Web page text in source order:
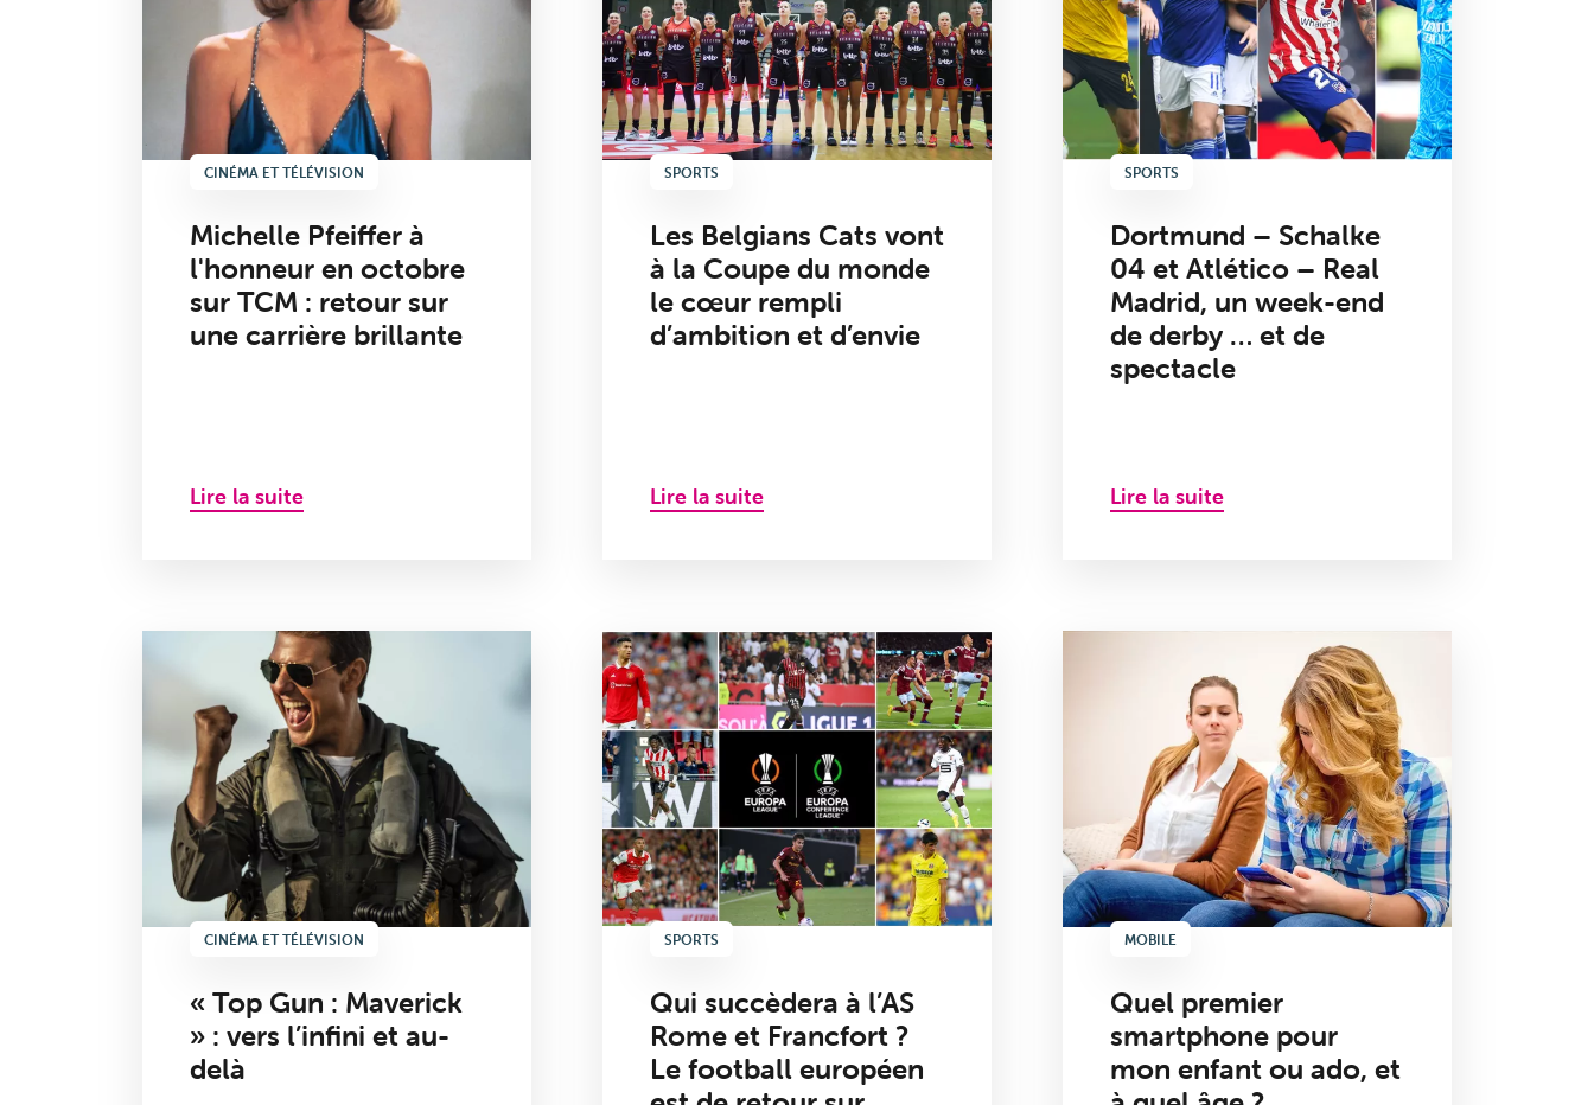
CINÉMA ET TÉLÉVISION
Michelle Pfeiffer à
l'honneur en octobre
sur TCM : retour sur
une carrière brillante
Lire la suite
SPORTS
Les Belgians Cats vont
à la Coupe du monde
le cœur rempli
d’ambition et d’envie
Lire la suite
SPORTS
Dortmund – Schalke
04 et Atlético – Real
Madrid, un week-end
de derby … et de
spectacle
Lire la suite
CINÉMA ET TÉLÉVISION
« Top Gun : Maverick
» : vers l’infini et au-
delà
SPORTS
Qui succèdera à l’AS
Rome et Francfort ?
Le football européen
MOBILE
Quel premier
smartphone pour
mon enfant ou ado, et